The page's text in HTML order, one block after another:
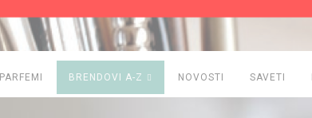
PARFEMI BRENDOVI A-Z NOVOSTI SAVETI